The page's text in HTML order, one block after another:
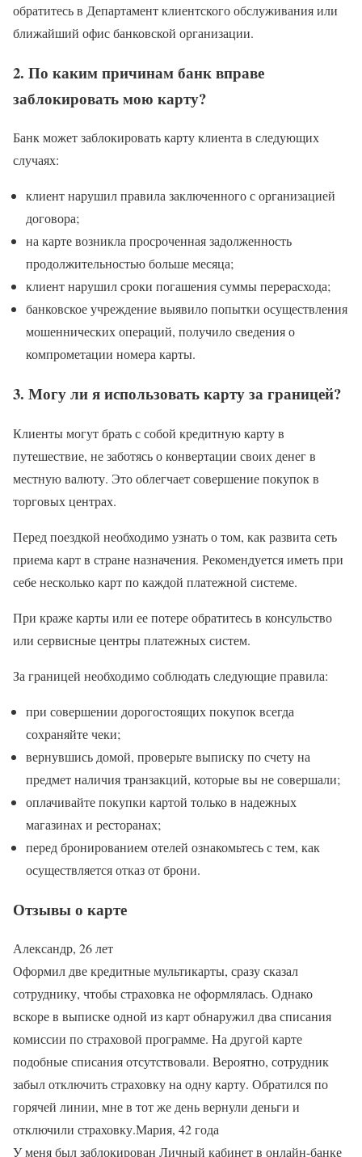
обратитесь в Департамент клиентского обслуживания или
ближайший офис банковской организации.
2. По каким причинам банк вправе
заблокировать мою карту?
Банк может заблокировать карту клиента в следующих
случаях:
клиент нарушил правила заключенного с организацией
договора;
на карте возникла просроченная задолженность
продолжительностью больше месяца;
клиент нарушил сроки погашения суммы перерасхода;
банковское учреждение выявило попытки осуществления
мошеннических операций, получило сведения о
компрометации номера карты.
3. Могу ли я использовать карту за границей?
Клиенты могут брать с собой кредитную карту в
путешествие, не заботясь о конвертации своих денег в
местную валюту. Это облегчает совершение покупок в
торговых центрах.
Перед поездкой необходимо узнать о том, как развита сеть
приема карт в стране назначения. Рекомендуется иметь при
себе несколько карт по каждой платежной системе.
При краже карты или ее потере обратитесь в консульство
или сервисные центры платежных систем.
За границей необходимо соблюдать следующие правила:
при совершении дорогостоящих покупок всегда
сохраняйте чеки;
вернувшись домой, проверьте выписку по счету на
предмет наличия транзакций, которые вы не совершали;
оплачивайте покупки картой только в надежных
магазинах и ресторанах;
перед бронированием отелей ознакомьтесь с тем, как
осуществляется отказ от брони.
Отзывы о карте
Александр, 26 лет
Оформил две кредитные мультикарты, сразу сказал
сотруднику, чтобы страховка не оформлялась. Однако
вскоре в выписке одной из карт обнаружил два списания
комиссии по страховой программе. На другой карте
подобные списания отсутствовали. Вероятно, сотрудник
забыл отключить страховку на одну карту. Обратился по
горячей линии, мне в тот же день вернули деньги и
отключили страховку.Мария, 42 года
У меня был заблокирован Личный кабинет в онлайн-банке